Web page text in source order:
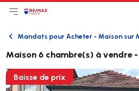
Ouvrir le menu principal
Logo
RetourMandats pour Acheter - Maison sur
Maison 6 chambre(s) à vendre
Baisse de prix